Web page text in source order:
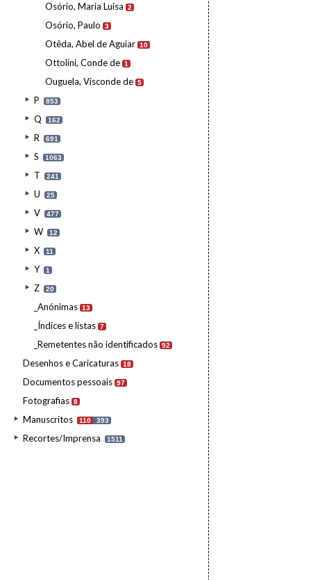
Osório, Maria Luísa 2
Osório, Paulo 3
Otêda, Abel de Aguiar 10
Ottolini, Conde de 1
Ouguela, Visconde de 5
P 853
Q 162
R 691
S 1063
T 241
U 25
V 477
W 12
X 11
Y 1
Z 20
_Anónimas 13
_Índices e listas 7
_Remetentes não identificados 92
Desenhos e Caricaturas 18
Documentos pessoais 97
Fotografias 8
Manuscritos 110 393
Recortes/Imprensa 1511